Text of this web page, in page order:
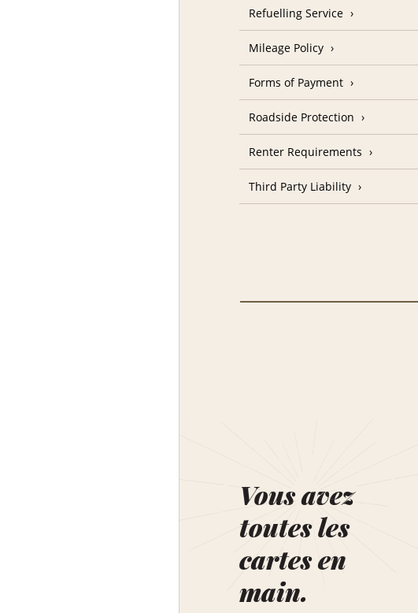
Refuelling Service
Mileage Policy
Forms of Payment
Roadside Protection
Renter Requirements
Third Party Liability
Vous avez
toutes les
cartes en
main.